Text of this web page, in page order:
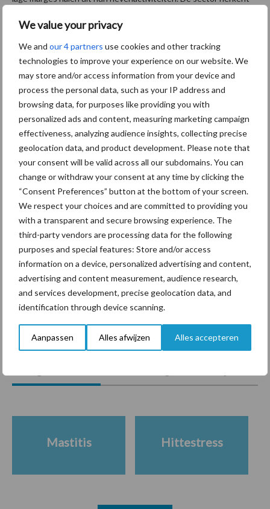
We value your privacy
We and our 4 partners use cookies and other tracking
technologies to improve your experience on our website. We
may store and/or access information from your device and
process the personal data, such as your IP address and
browsing data, for purposes like providing you with
personalized ads and content, measuring marketing campaign
effectiveness, analyzing audience insights, collecting precise
geolocation data, and product development. Please note that
your consent will be valid across all our subdomains. You can
change or withdraw your consent at any time by clicking the
“Consent Preferences” button at the bottom of your screen.
We respect your choices and are committed to providing you
with a transparent and secure browsing experience. The
third-party vendors are processing data for the following
purposes and special features: Store and/or access
information on a device, personalized advertising and content,
advertising and content measurement, audience research,
and services development, precise geolocation data, and
identification through device scanning.
Aanpassen Alles afwijzen Alles accepteren
deonderzoeksresultaten van de WUR
Aanbevolen voor jou!
ForFarmers ziet volume en
marktaandeel groeien in
krimpende Nederlandse
markt
Tien praktische tips voor
een langere levensduur
“Vraag naar praktische
hygieneoplossingen is in
Polen groter dan ooit”
Mastitis Hittestress